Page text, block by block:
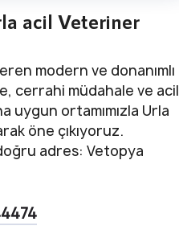
acil Veteriner
modern ve donanımlı
cerrahi müdahale ve acil
uygun ortamımızla Urla
öne çıkıyoruz.
adres: Vetopya